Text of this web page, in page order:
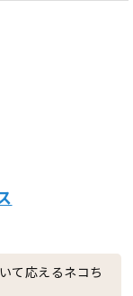
て応えるネコち